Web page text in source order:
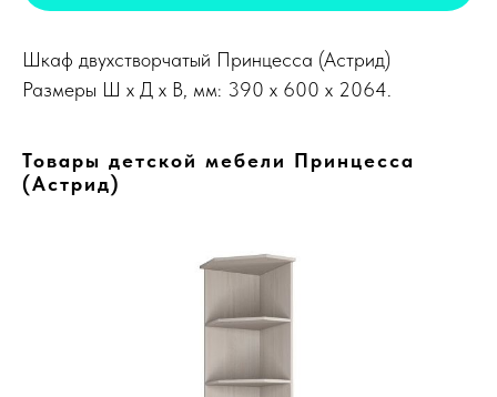
Шкаф двухстворчатый Принцесса (Астрид)
Размеры Ш х Д х В, мм: 390 x 600 x 2064.
Товары детской мебели Принцесса
(Астрид)